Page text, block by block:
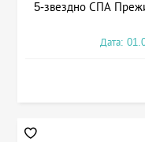
5-звездно СПА
Дата: